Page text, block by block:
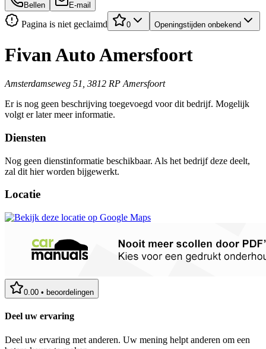
Bellen E-mail
Pagina is niet geclaimd 0 Openingstijden onbekend
Fivan Auto Amersfoort
Amsterdamseweg 51, 3812 RP Amersfoort
Er is nog geen beschrijving toegevoegd voor dit bedrijf. Mogelijk
volgt er later meer informatie.
Diensten
Nog geen dienstinformatie beschikbaar. Als het bedrijf deze deelt,
zal dit hier worden bijgewerkt.
Locatie
0.00 • beoordelingen
Deel uw ervaring
Deel uw ervaring met anderen. Uw mening helpt anderen om een